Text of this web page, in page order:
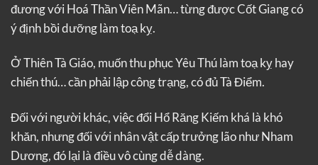
đương với Hoá Thần Viên Mãn… từng được Cốt Giang có
ý định bồi dưỡng làm toạ kỵ.
Ở Thiên Tà Giáo, muốn thu phục Yêu Thú làm toạ kỵ hay
chiến thú… cần phải lập công trạng, có đủ Tà Điểm.
Đối với người khác, việc đổi Hổ Răng Kiếm khá là khó
khăn, nhưng đối với nhân vật cấp trưởng lão như Nham
Dương, đó lại là điều vô cùng dễ dàng.